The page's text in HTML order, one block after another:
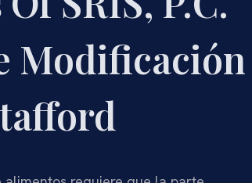
Modificación